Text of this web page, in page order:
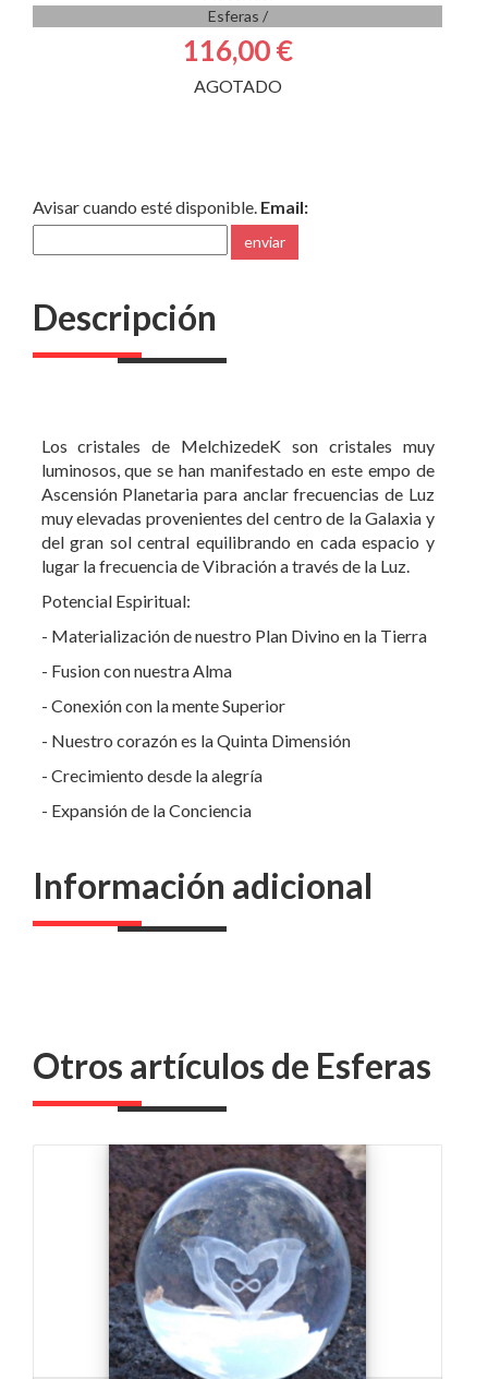
Esferas /
116,00 €
AGOTADO
Avisar cuando esté disponible. Email:
enviar
Descripción
Los cristales de MelchizedeK son cristales muy
luminosos, que se han manifestado en este empo de
Ascensión Planetaria para anclar frecuencias de Luz
muy elevadas provenientes del centro de la Galaxia y
del gran sol central equilibrando en cada espacio y
lugar la frecuencia de Vibración a través de la Luz.
Potencial Espiritual:
- Materialización de nuestro Plan Divino en la Tierra
- Fusion con nuestra Alma
- Conexión con la mente Superior
- Nuestro corazón es la Quinta Dimensión
- Crecimiento desde la alegría
- Expansión de la Conciencia
Información adicional
Otros artículos de Esferas